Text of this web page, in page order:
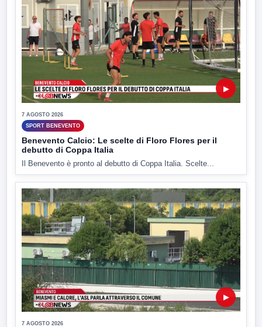
▶
7 AGOSTO 2026
SPORT BENEVENTO
Benevento Calcio: Le scelte di Floro Flores per il
debutto di Coppa Italia
Il Benevento è pronto al debutto di Coppa Italia. Scelte...
▶
7 AGOSTO 2026